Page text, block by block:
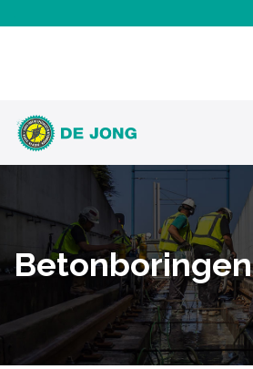
Betonboringen